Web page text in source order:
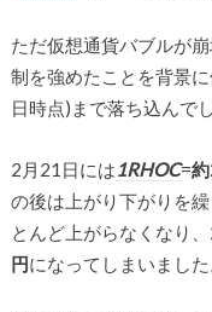
ただ仮想通貨バブルが
制を強めたことを背景
日時点)まで落ち込んで
2月21日には1RHOC=
の後は上がり下がりを
とんど上がらなくなり
円になってしまいました